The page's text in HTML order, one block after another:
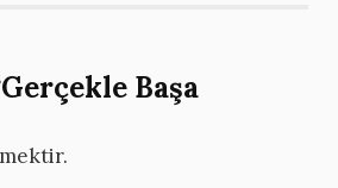
Başa